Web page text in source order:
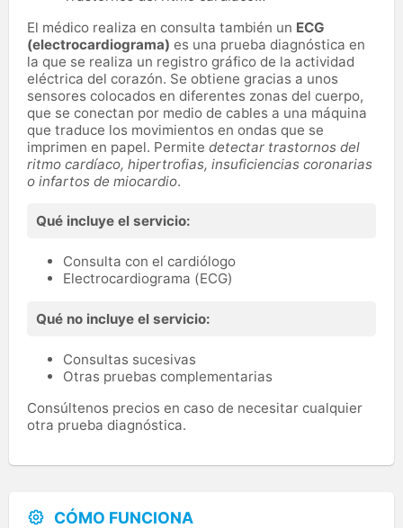
El médico realiza en consulta también un ECG
(electrocardiograma) es una prueba diagnóstica en
la que se realiza un registro gráfico de la actividad
eléctrica del corazón. Se obtiene gracias a unos
sensores colocados en diferentes zonas del cuerpo,
que se conectan por medio de cables a una máquina
que traduce los movimientos en ondas que se
imprimen en papel. Permite detectar trastornos del
ritmo cardíaco, hipertrofias, insuficiencias coronarias
o infartos de miocardio.
Qué incluye el servicio:
Consulta con el cardiólogo
Electrocardiograma (ECG)
Qué no incluye el servicio:
Consultas sucesivas
Otras pruebas complementarias
Consúltenos precios en caso de necesitar cualquier
otra prueba diagnóstica.
CÓMO FUNCIONA